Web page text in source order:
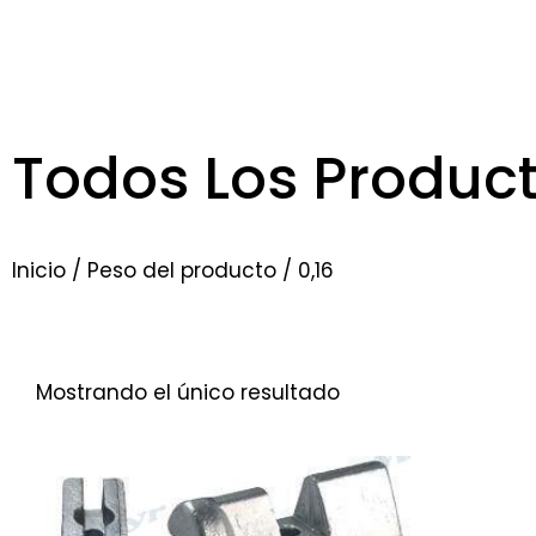
Todos Los
Inicio / Peso del producto / 0,16
Mostrando el único resultado